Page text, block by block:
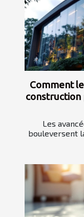
Comment
Les
bouleversent